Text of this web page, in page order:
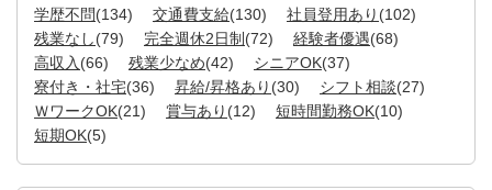
学歴不問(134) 交通費支給(130) 社員登用あり (102)
残業なし(79) 完全週休2日制 (72) 経験者優遇(68)
高収入 (66) 残業少なめ(42) シニアOK(37)
寮付き・社宅(36) 昇給/昇格あり (30) シフト相談(27)
ＷワークOK(21) 賞与あり (12) 短時間勤務OK(10)
短期OK(5)